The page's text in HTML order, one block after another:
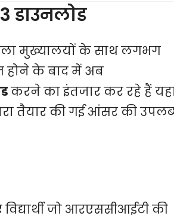
डाउनलोड
मुख्यालयों के साथ लगभग
होने के बाद में अब
करने का इंतजार कर रहे हैं
तैयार की गई आंसर की
जो आरएससीआईटी की